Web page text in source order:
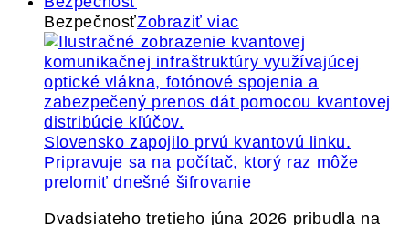
BezpečnosťZobraziť viac
Slovensko zapojilo prvú kvantovú linku.
Pripravuje sa na počítač, ktorý raz môže
prelomiť dnešné šifrovanie
Dvadsiateho tretieho júna 2026 pribudla na